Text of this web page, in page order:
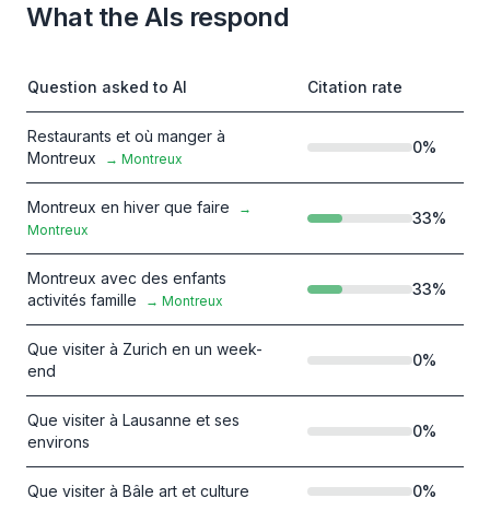
What the AIs respond
Question asked to AI Citation rate
Restaurants et où manger à
Montreux
→ Montreux
0%
Montreux en hiver que faire
→
Montreux
33%
Montreux avec des enfants
activités famille
→ Montreux
33%
Que visiter à Zurich en un week-
end
0%
Que visiter à Lausanne et ses
environs
0%
Que visiter à Bâle art et culture 0%